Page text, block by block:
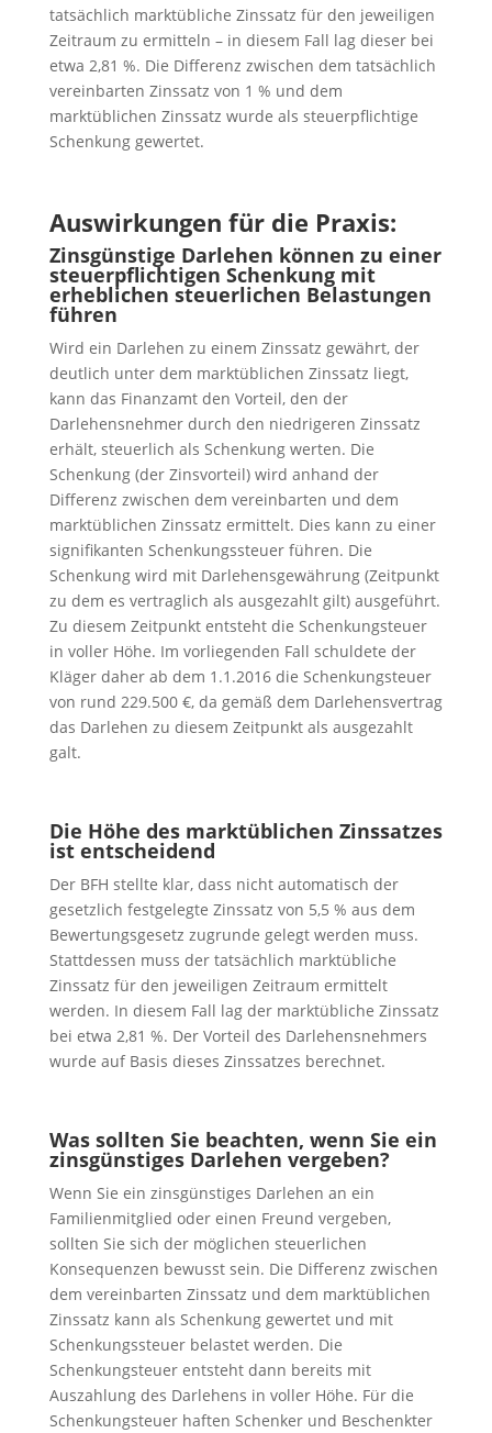
tatsächlich marktübliche Zinssatz für den jeweiligen
Zeitraum zu ermitteln – in diesem Fall lag dieser bei
etwa 2,81 %. Die Differenz zwischen dem tatsächlich
vereinbarten Zinssatz von 1 % und dem
marktüblichen Zinssatz wurde als steuerpflichtige
Schenkung gewertet.
Auswirkungen für die Praxis:
Zinsgünstige Darlehen können zu einer
steuerpflichtigen Schenkung mit
erheblichen steuerlichen Belastungen
führen
Wird ein Darlehen zu einem Zinssatz gewährt, der
deutlich unter dem marktüblichen Zinssatz liegt,
kann das Finanzamt den Vorteil, den der
Darlehensnehmer durch den niedrigeren Zinssatz
erhält, steuerlich als Schenkung werten. Die
Schenkung (der Zinsvorteil) wird anhand der
Differenz zwischen dem vereinbarten und dem
marktüblichen Zinssatz ermittelt. Dies kann zu einer
signifikanten Schenkungssteuer führen. Die
Schenkung wird mit Darlehensgewährung (Zeitpunkt
zu dem es vertraglich als ausgezahlt gilt) ausgeführt.
Zu diesem Zeitpunkt entsteht die Schenkungsteuer
in voller Höhe. Im vorliegenden Fall schuldete der
Kläger daher ab dem 1.1.2016 die Schenkungsteuer
von rund 229.500 €, da gemäß dem Darlehensvertrag
das Darlehen zu diesem Zeitpunkt als ausgezahlt
galt.
Die Höhe des marktüblichen Zinssatzes
ist entscheidend
Der BFH stellte klar, dass nicht automatisch der
gesetzlich festgelegte Zinssatz von 5,5 % aus dem
Bewertungsgesetz zugrunde gelegt werden muss.
Stattdessen muss der tatsächlich marktübliche
Zinssatz für den jeweiligen Zeitraum ermittelt
werden. In diesem Fall lag der marktübliche Zinssatz
bei etwa 2,81 %. Der Vorteil des Darlehensnehmers
wurde auf Basis dieses Zinssatzes berechnet.
Was sollten Sie beachten, wenn Sie ein
zinsgünstiges Darlehen vergeben?
Wenn Sie ein zinsgünstiges Darlehen an ein
Familienmitglied oder einen Freund vergeben,
sollten Sie sich der möglichen steuerlichen
Konsequenzen bewusst sein. Die Differenz zwischen
dem vereinbarten Zinssatz und dem marktüblichen
Zinssatz kann als Schenkung gewertet und mit
Schenkungssteuer belastet werden. Die
Schenkungsteuer entsteht dann bereits mit
Auszahlung des Darlehens in voller Höhe. Für die
Schenkungsteuer haften Schenker und Beschenkter